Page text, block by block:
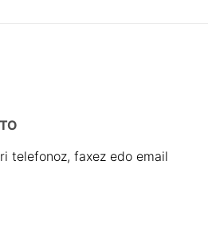
telefonoz, faxez edo email